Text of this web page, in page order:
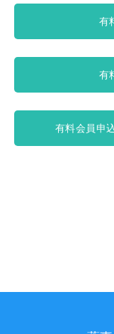
有
有
有料会員申